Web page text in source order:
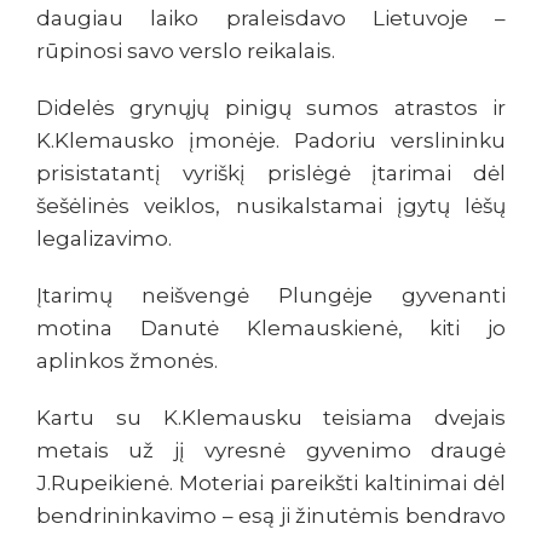
daugiau laiko praleisdavo Lietuvoje –
rūpinosi savo verslo reikalais.
Didelės grynųjų pinigų sumos atrastos ir
K.Klemausko įmonėje. Padoriu verslininku
prisistatantį vyriškį prislėgė įtarimai dėl
šešėlinės veiklos, nusikalstamai įgytų lėšų
legalizavimo.
Įtarimų neišvengė Plungėje gyvenanti
motina Danutė Klemauskienė, kiti jo
aplinkos žmonės.
Kartu su K.Klemausku teisiama dvejais
metais už jį vyresnė gyvenimo draugė
J.Rupeikienė. Moteriai pareikšti kaltinimai dėl
bendrininkavimo – esą ji žinutėmis bendravo